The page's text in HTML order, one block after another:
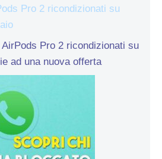
Pro 2 ricondizionati su
Pro 2 ricondizionati su
ad una nuova offerta